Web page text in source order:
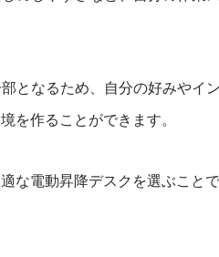
となるため、自分の好みやイ
を作ることができます。
な電動昇降デスクを選ぶこと